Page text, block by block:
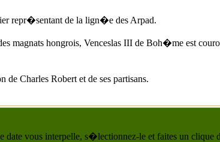
repr�sentant de la lign�e des Arpad.
magnats hongrois, Venceslas III de Boh�me est
Charles Robert et de ses partisans.
date vous interpelle, s�lectionnez-le et faites un clique